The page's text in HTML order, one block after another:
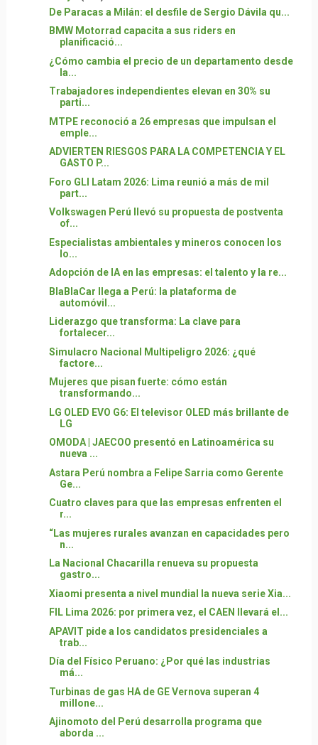
De Paracas a Milán: el desfile de Sergio Dávila qu...
BMW Motorrad capacita a sus riders en
planificació...
¿Cómo cambia el precio de un departamento desde
la...
Trabajadores independientes elevan en 30% su
parti...
MTPE reconoció a 26 empresas que impulsan el
emple...
ADVIERTEN RIESGOS PARA LA COMPETENCIA Y EL
GASTO P...
Foro GLI Latam 2026: Lima reunió a más de mil
part...
Volkswagen Perú llevó su propuesta de postventa
of...
Especialistas ambientales y mineros conocen los
lo...
Adopción de IA en las empresas: el talento y la re...
BlaBlaCar llega a Perú: la plataforma de
automóvil...
Liderazgo que transforma: La clave para
fortalecer...
Simulacro Nacional Multipeligro 2026: ¿qué
factore...
Mujeres que pisan fuerte: cómo están
transformando...
LG OLED EVO G6: El televisor OLED más brillante de
LG
OMODA | JAECOO presentó en Latinoamérica su
nueva ...
Astara Perú nombra a Felipe Sarria como Gerente
Ge...
Cuatro claves para que las empresas enfrenten el
r...
“Las mujeres rurales avanzan en capacidades pero
n...
La Nacional Chacarilla renueva su propuesta
gastro...
Xiaomi presenta a nivel mundial la nueva serie Xia...
FIL Lima 2026: por primera vez, el CAEN llevará el...
APAVIT pide a los candidatos presidenciales a
trab...
Día del Físico Peruano: ¿Por qué las industrias
má...
Turbinas de gas HA de GE Vernova superan 4
millone...
Ajinomoto del Perú desarrolla programa que
aborda ...